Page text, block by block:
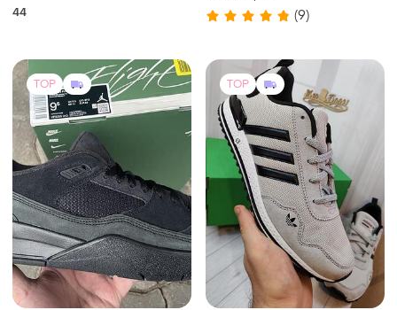
4190 грн 79
Jordan
Air jordan flight court
hf3255-010
2450 грн
36
2205 грн с 10 авг.
Adidas
Кроссовки adidas pod-s